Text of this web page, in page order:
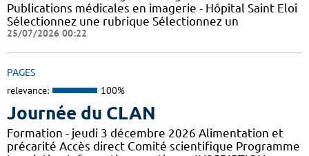
Publications médicales en imagerie - Hôpital Saint Eloi
Sélectionnez une rubrique Sélectionnez un
25/07/2026 00:22
PAGES
relevance: 100%
Journée du CLAN
Formation - jeudi 3 décembre 2026 Alimentation et
précarité Accès direct Comité scientifique Programme